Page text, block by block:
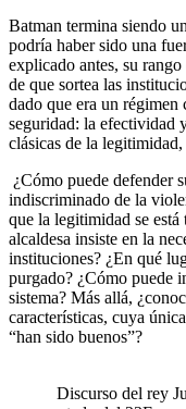
Batman termina siendo
podría haber sido una
explicado antes, su
de que sortea las
dado que era un régimen
seguridad: la efectividad
clásicas de la legitimidad,
¿Cómo puede defender
indiscriminado de la
que la legitimidad se
alcaldesa insiste en la
instituciones? ¿En qué
purgado? ¿Cómo puede
sistema? Más allá,
características, cuya
“han sido buenos”?
Discurso del rey